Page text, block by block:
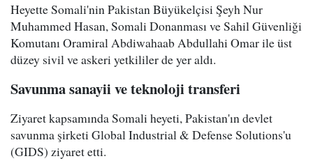
Heyette Somali'nin Pakistan Büyükelçisi Şeyh Nur
Muhammed Hasan, Somali Donanması ve Sahil Güvenliği
Komutanı Oramiral Abdiwahaab Abdullahi Omar ile üst
düzey sivil ve askeri yetkililer de yer aldı.
Savunma sanayii ve teknoloji transferi
Ziyaret kapsamında Somali heyeti, Pakistan'ın devlet
savunma şirketi Global Industrial & Defense Solutions'u
(GIDS) ziyaret etti.